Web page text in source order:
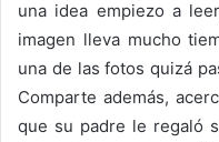
una idea empiezo a
imagen lleva mucho
una de las fotos quizá
Comparte además,
que su padre le regaló